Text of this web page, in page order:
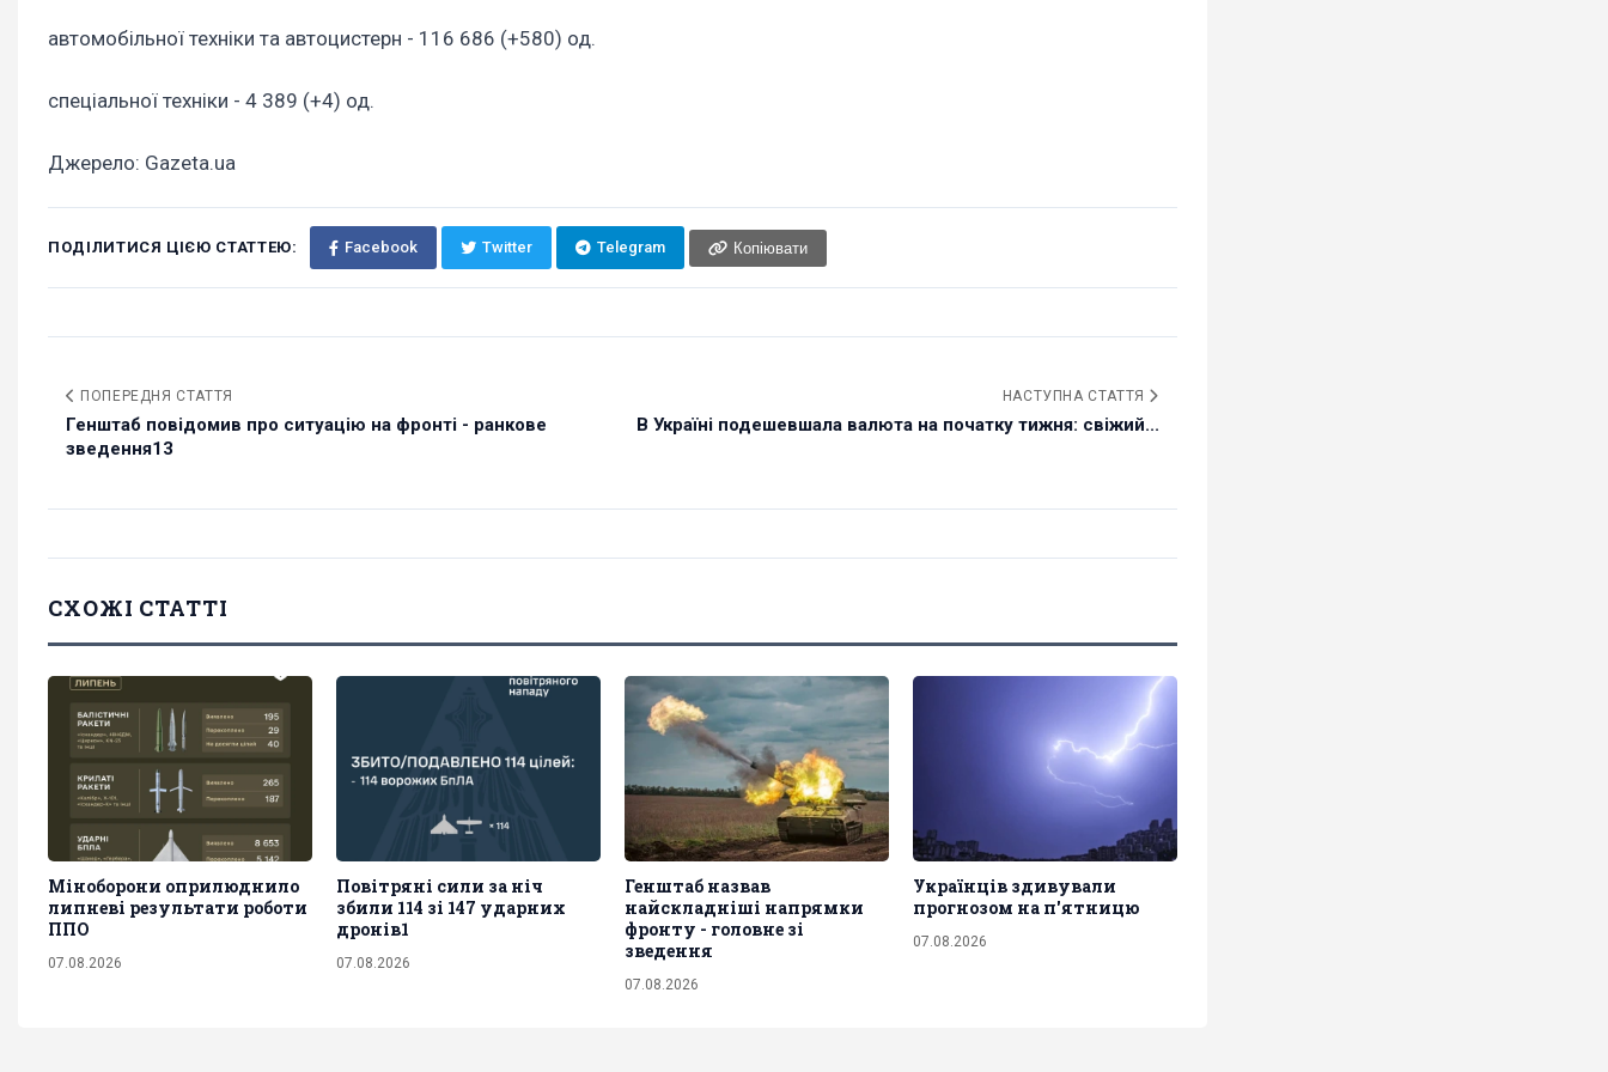
автомобільної техніки та автоцистерн - 116 686 (+580) од.
спеціальної техніки - 4 389 (+4) од.
Джерело: Gazeta.ua
ПОДІЛИТИСЯ ЦІЄЮ СТАТТЕЮ: Facebook Twitter Telegram Копіювати
ПОПЕРЕДНЯ СТАТТЯ
Генштаб повідомив про ситуацію на фронті - ранкове
зведення13
НАСТУПНА СТАТТЯ
В Україні подешевшала валюта на початку тижня: свіжий...
СХОЖІ СТАТТІ
Міноборони оприлюднило
липневі результати роботи
ППО
07.08.2026
Повітряні сили за ніч
збили 114 зі 147 ударних
дронів1
07.08.2026
Генштаб назвав
найскладніші напрямки
фронту - головне зі
зведення
07.08.2026
Українців здивували
прогнозом на п'ятницю
07.08.2026